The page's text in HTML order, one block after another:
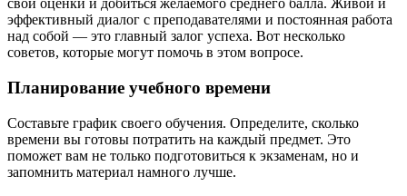
свои оценки и добиться желаемого среднего балла. Живой и
эффективный диалог с преподавателями и постоянная работа
над собой — это главный залог успеха. Вот несколько
советов, которые могут помочь в этом вопросе.
Планирование учебного времени
Составьте график своего обучения. Определите, сколько
времени вы готовы потратить на каждый предмет. Это
поможет вам не только подготовиться к экзаменам, но и
запомнить материал намного лучше.